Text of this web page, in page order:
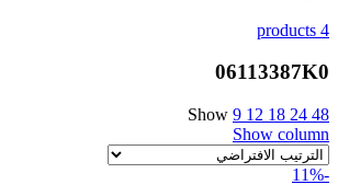
4 products
06113387K0
Show 9 12 18 24 48
Show column
-11%